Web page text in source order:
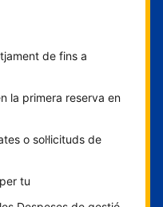
de fins a
la primera reserva en
o sol·licituds de
tu